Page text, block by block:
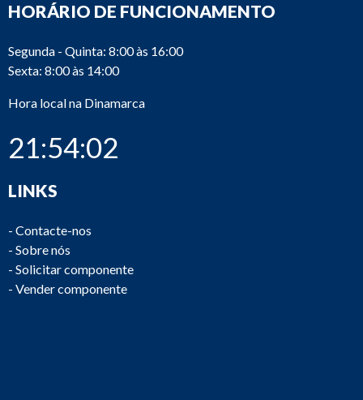
HORÁRIO DE FUNCIONAMENTO
Segunda - Quinta: 8:00 às 16:00
Sexta: 8:00 às 14:00
Hora local na Dinamarca
21:54:02
LINKS
- Contacte-nos
- Sobre nós
- Solicitar componente
- Vender componente